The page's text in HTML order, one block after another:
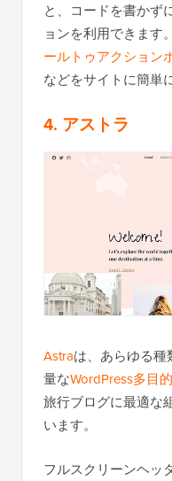
と、コードを書かず
ョンを利用できます
ールトゥアクション
などをサイトに簡単
4. アストラ
Astraは、あらゆる
量なWordPress多目
旅行ブログに最適な
います。
フルスクリーンヘッ